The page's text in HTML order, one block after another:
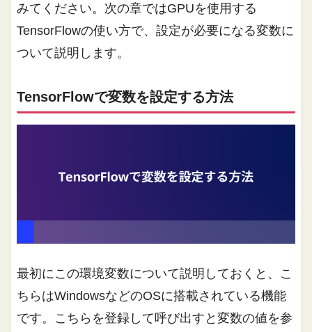
みてください。次の章ではGPUを使用する
TensorFlowの使い方で、設定が必要になる変数に
ついて説明します。
TensorFlowで変数を設定する方法
最初にこの環境変数について説明しておくと、こ
ちらはWindowsなどのOSに搭載されている機能
です。こちらを登録して呼び出すと変数の値を参